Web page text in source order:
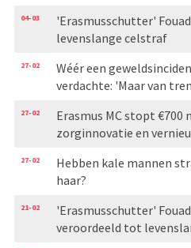
04-03
'Erasmusschutter'
levenslange celstraf
27-02
Wéér een
verdachte: 'Maar van
27-02
Erasmus MC stopt €700
zorginnovatie en
27-02
Hebben kale mannen
haar?
21-02
'Erasmusschutter'
veroordeeld tot